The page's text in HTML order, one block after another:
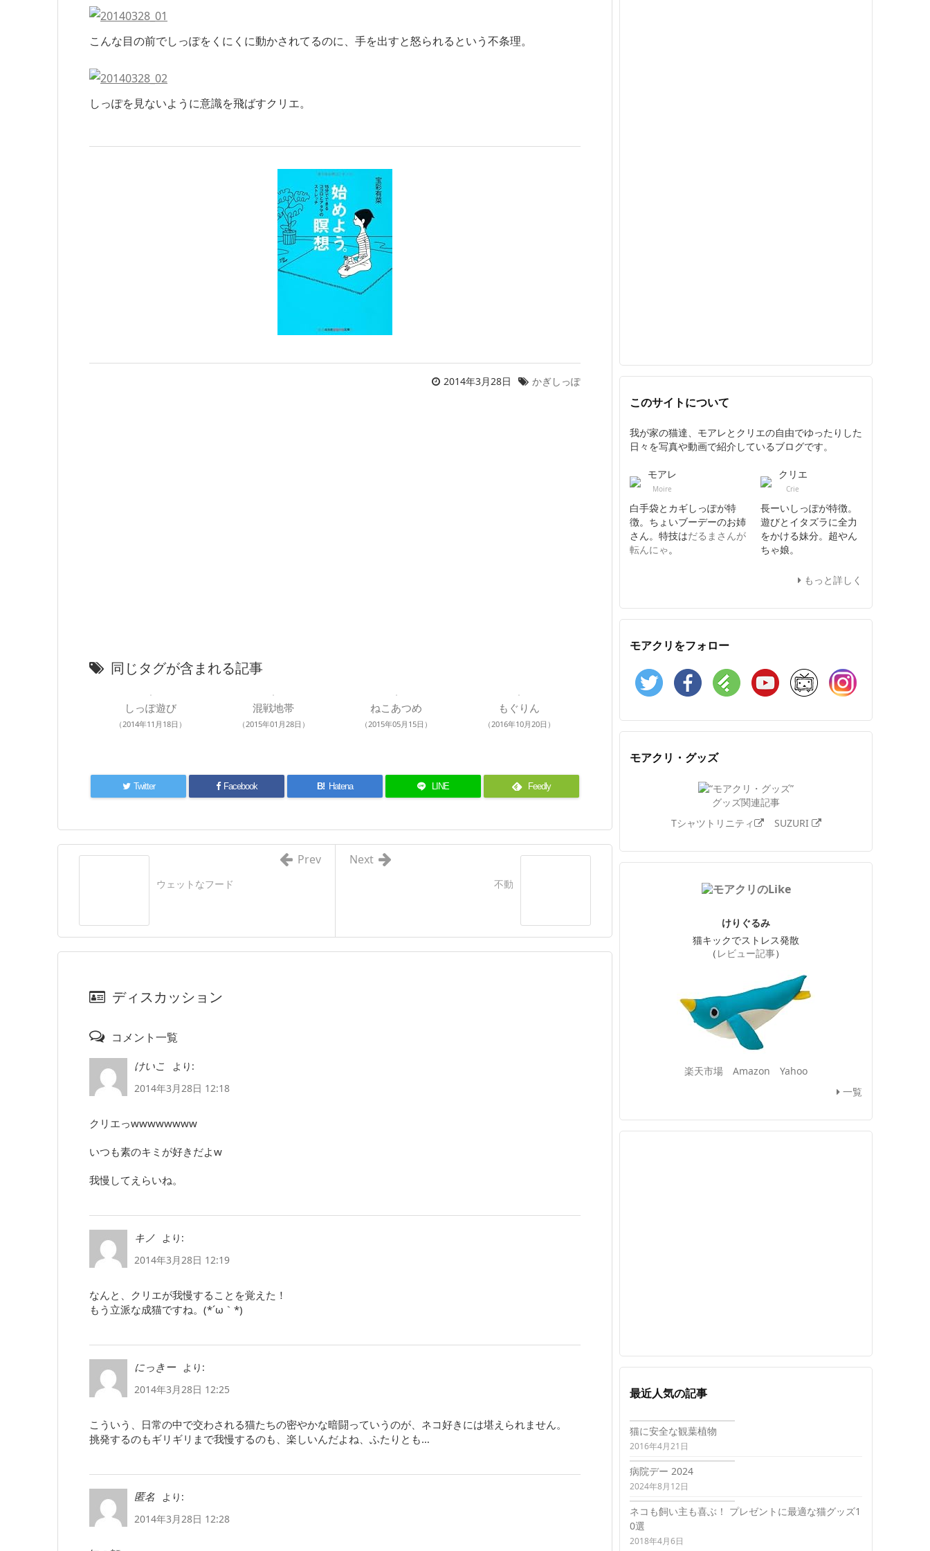
こんな目の前でしっぽをくにくに動かされてるのに、手を出すと怒られるという不条理。
しっぽを見ないように意識を飛ばすクリエ。
2014年3月28日 かぎしっぽ
同じタグが含まれる記事
しっぽ遊び
（2014年11月18日）
混戦地帯
（2015年01月28日）
ねこあつめ
（2015年05月15日）
もぐりん
（2016年10月20日）
Twitter Facebook B! Hatena LINE Feedly
不動
Next
ウェットなフード
Prev
ディスカッション
コメント一覧
けいこ
より:
2014年3月28日 12:18
クリエっwwwwwwww
いつも素のキミが好きだよw
我慢してえらいね。
キノ
より:
2014年3月28日 12:19
なんと、クリエが我慢することを覚えた！
もう立派な成猫ですね。(*´ω｀*)
にっきー
より:
2014年3月28日 12:25
こういう、日常の中で交わされる猫たちの密やかな暗闘っていうのが、ネコ好きには堪えられません。
挑発するのもギリギリまで我慢するのも、楽しいんだよね、ふたりとも…
匿名
より:
2014年3月28日 12:28
このサイトについて
我が家の猫達、モアレとクリエの自由でゆったりした
日々を写真や動画で紹介しているブログです。
モアレ
Moire
白手袋とカギしっぽが特
徴。ちょいブーデーのお姉
さん。特技はだるまさんが
転んにゃ。
クリエ
Crie
長ーいしっぽが特徴。
遊びとイタズラに全力
をかける妹分。超やん
ちゃ娘。
もっと詳しく
モアクリをフォロー
Twitter Facebook Feedly YouTube ニコニコ動画
モアクリ・グッズ
グッズ関連記事
Tシャツトリニティ
SUZURI
けりぐるみ
猫キックでストレス発散
（ レビュー記事）
楽天市場 Amazon
Yahoo
一覧
最近人気の記事
猫に安全な観葉植物
2016年4月21日
病院デー 2024
2024年8月12日
ネコも飼い主も喜ぶ！ プレゼントに最適な猫グッズ1
0選
2018年4月6日